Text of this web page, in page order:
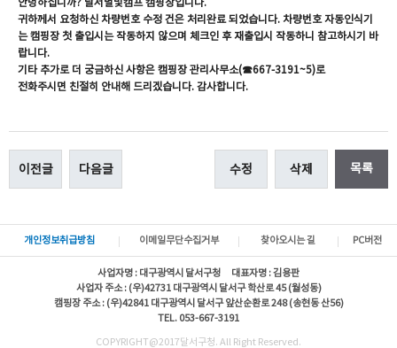
안녕하십니까? 달서별빛캠프 캠핑장입니다.
귀하께서 요청하신 차량번호 수정 건은 처리완료 되었습니다. 차량번호 자동인식기
는 캠핑장 첫 출입시는 작동하지 않으며 체크인 후 재출입시 작동하니 참고하시기 바
랍니다.
기타 추가로 더 궁금하신 사항은 캠핑장 관리사무소(☎667-3191~5)로
전화주시면 친절히 안내해 드리겠습니다. 감사합니다.
이전글 다음글 수정 삭제 목록
개인정보취급방침 이메일무단수집거부 찾아오시는 길 PC버전
사업자명 : 대구광역시 달서구청 대표자명 : 김용판
사업자 주소 : (우)42731 대구광역시 달서구 학산로 45 (월성동)
캠핑장 주소 : (우)42841 대구광역시 달서구 앞산순환로 248 (송현동 산56)
TEL. 053-667-3191
COPYRIGHT@2017달서구청. All Right Reserved.